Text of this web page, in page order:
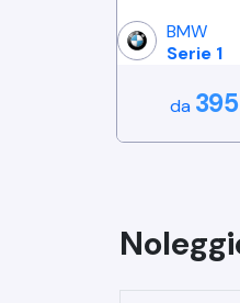
BMW
Serie 1
da 395